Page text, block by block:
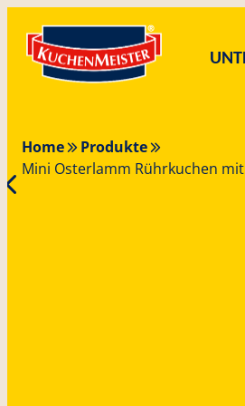
Inhalt
springen
content
Unternehmen
Sortiment
Karriere
Blog
Service
Home
Produkte
Mini Osterlamm Rührkuchen